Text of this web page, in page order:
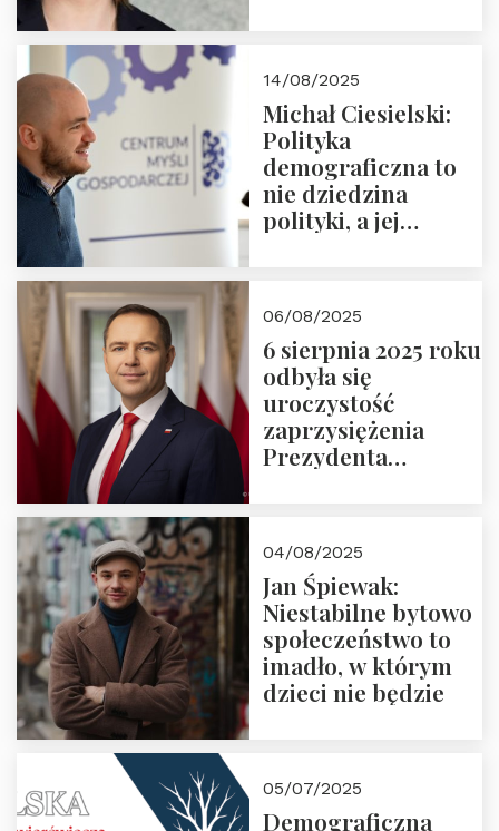
14/08/2025
Michał Ciesielski:
Polityka
demograficzna to
nie dziedzina
polityki, a jej
06/08/2025
6 sierpnia 2025 roku
odbyła się
uroczystość
zaprzysiężenia
Prezydenta
Nawrockiego
04/08/2025
Jan Śpiewak:
Niestabilne bytowo
społeczeństwo to
imadło, w którym
dzieci nie będzie
05/07/2025
Demograficzna